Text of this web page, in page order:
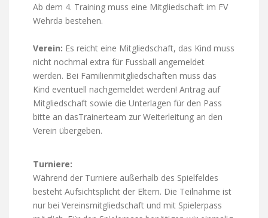
Ab dem 4. Training muss eine Mitgliedschaft im FV
Wehrda bestehen.
Verein: Es reicht eine Mitgliedschaft, das Kind muss
nicht nochmal extra für Fussball angemeldet
werden. Bei Familienmitgliedschaften muss das
Kind eventuell nachgemeldet werden! Antrag auf
Mitgliedschaft sowie die Unterlagen für den Pass
bitte an dasTrainerteam zur Weiterleitung an den
Verein übergeben.
Turniere:
Während der Turniere außerhalb des Spielfeldes
besteht Aufsichtsplicht der Eltern. Die Teilnahme ist
nur bei Vereinsmitgliedschaft und mit Spielerpass